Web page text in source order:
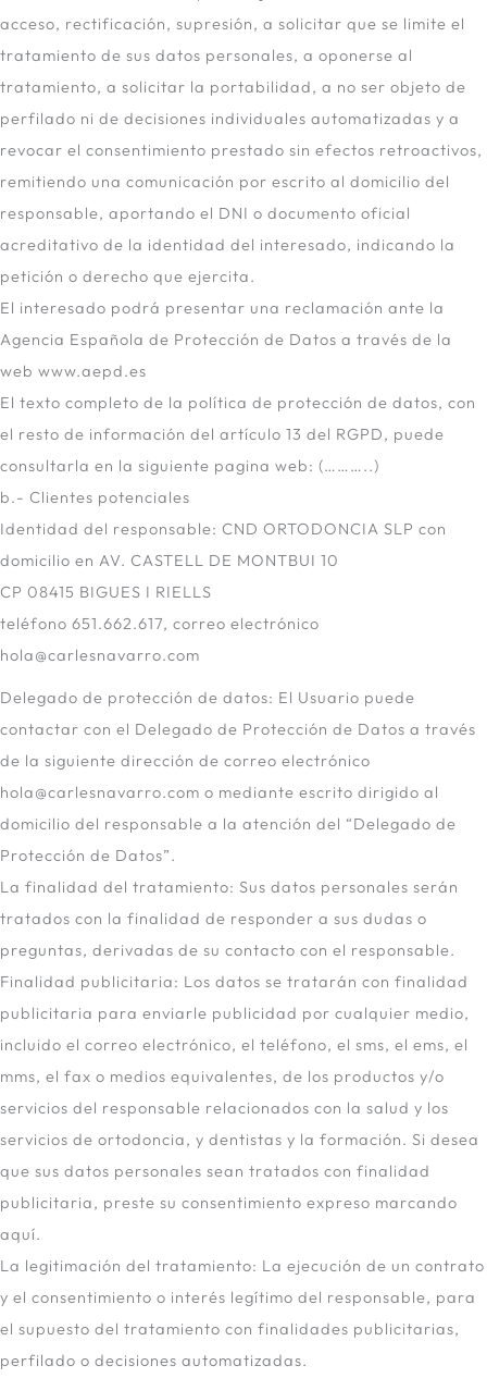
acceso, rectificación, supresión, a solicitar que se limite el
tratamiento de sus datos personales, a oponerse al
tratamiento, a solicitar la portabilidad, a no ser objeto de
perfilado ni de decisiones individuales automatizadas y a
revocar el consentimiento prestado sin efectos retroactivos,
remitiendo una comunicación por escrito al domicilio del
responsable, aportando el DNI o documento oficial
acreditativo de la identidad del interesado, indicando la
petición o derecho que ejercita.
El interesado podrá presentar una reclamación ante la
Agencia Española de Protección de Datos a través de la
web www.aepd.es
El texto completo de la política de protección de datos, con
el resto de información del artículo 13 del RGPD, puede
consultarla en la siguiente pagina web: (………..)
b.- Clientes potenciales
Identidad del responsable: CND ORTODONCIA SLP con
domicilio en AV. CASTELL DE MONTBUI 10
CP 08415 BIGUES I RIELLS
teléfono 651.662.617, correo electrónico
hola@carlesnavarro.com
Delegado de protección de datos: El Usuario puede
contactar con el Delegado de Protección de Datos a través
de la siguiente dirección de correo electrónico
hola@carlesnavarro.com o mediante escrito dirigido al
domicilio del responsable a la atención del “Delegado de
Protección de Datos”.
La finalidad del tratamiento: Sus datos personales serán
tratados con la finalidad de responder a sus dudas o
preguntas, derivadas de su contacto con el responsable.
Finalidad publicitaria: Los datos se tratarán con finalidad
publicitaria para enviarle publicidad por cualquier medio,
incluido el correo electrónico, el teléfono, el sms, el ems, el
mms, el fax o medios equivalentes, de los productos y/o
servicios del responsable relacionados con la salud y los
servicios de ortodoncia, y dentistas y la formación. Si desea
que sus datos personales sean tratados con finalidad
publicitaria, preste su consentimiento expreso marcando
aquí.
La legitimación del tratamiento: La ejecución de un contrato
y el consentimiento o interés legítimo del responsable, para
el supuesto del tratamiento con finalidades publicitarias,
perfilado o decisiones automatizadas.